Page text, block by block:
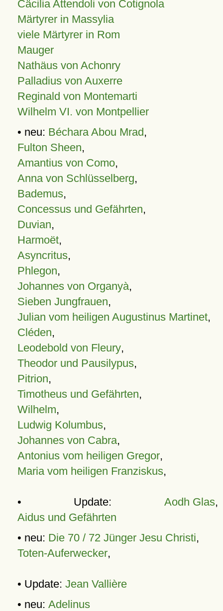
Cäcilia Attendoli von Cotignola
Märtyrer in Massylia
viele Märtyrer in Rom
Mauger
Nathäus von Achonry
Palladius von Auxerre
Reginald von Montemarti
Wilhelm VI. von Montpellier
• neu: Béchara Abou Mrad,
Fulton Sheen,
Amantius von Como,
Anna von Schlüsselberg,
Bademus,
Concessus und Gefährten,
Duvian,
Harmoët,
Asyncritus,
Phlegon,
Johannes von Organyà,
Sieben Jungfrauen,
Julian vom heiligen Augustinus Martinet,
Cléden,
Leodebold von Fleury,
Theodor und Pausilypus,
Pitrion,
Timotheus und Gefährten,
Wilhelm,
Ludwig Kolumbus,
Johannes von Cabra,
Antonius vom heiligen Gregor,
Maria vom heiligen Franziskus,
• Update: Aodh Glas,
Aidus und Gefährten
• neu: Die 70 / 72 Jünger Jesu Christi,
Toten-Auferwecker,
• Update: Jean Vallière
• neu: Adelinus